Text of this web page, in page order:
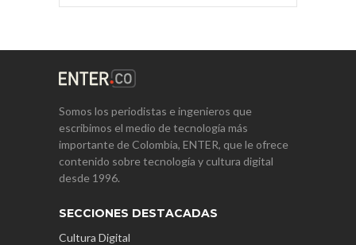
Somos los periodistas e ingenieros que
escribimos el medio de tecnología más
importante de Colombia, ENTER, que le ofrece
contenido sobre tecnología y cultura digital
desde 1996.
SECCIONES DESTACADAS
Cultura Digital